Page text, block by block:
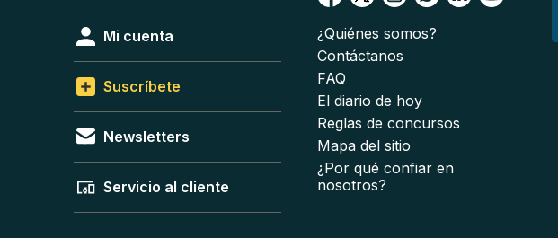
Mi cuenta
Suscríbete
Newsletters
Servicio al cliente
¿Quiénes somos?
Contáctanos
FAQ
El diario de hoy
Reglas de concursos
Mapa del sitio
¿Por qué confiar en
nosotros?